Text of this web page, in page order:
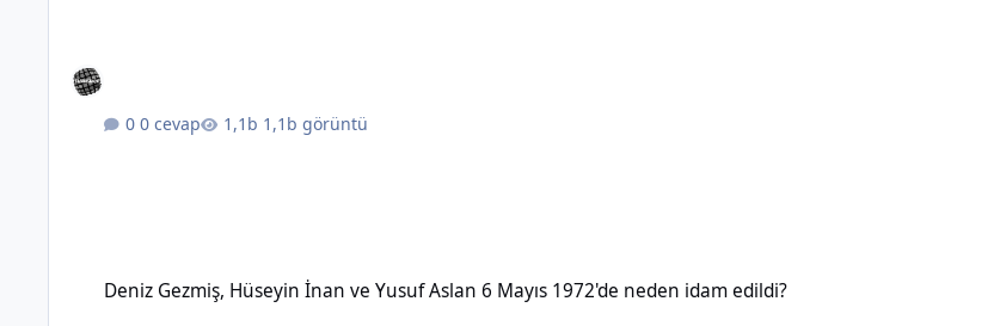
0 cevap 1,1b görüntü
Deniz Gezmiş, Hüseyin İnan ve Yusuf Aslan 6 Mayıs 1972'de neden idam edildi?